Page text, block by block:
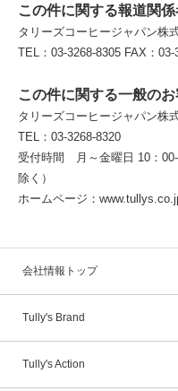
この件に関する報道関
タリーズコーヒージャパン
TEL：03-3268-8305 FAX：
この件に関する一般の
タリーズコーヒージャパン株
TEL：03-3268-8320
受付時間 月～金曜日 10：
除く）
ホームページ：
会社情報トップ
Tully's Brand
Tully's Action